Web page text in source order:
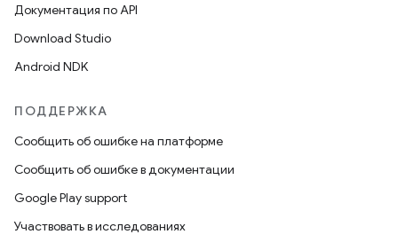
Документация по API
Download Studio
Android NDK
ПОДДЕРЖКА
Сообщить об ошибке на платформе
Сообщить об ошибке в документации
Google Play support
Участвовать в исследованиях